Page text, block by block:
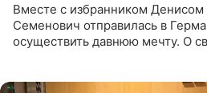
Вместе с избранником
Семенович отправилась в
осуществить давнюю мечту. О